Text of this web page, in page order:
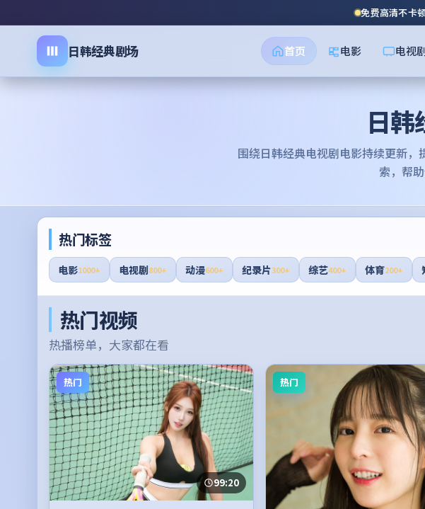
免费高清不卡
日韩经典剧场 首页 电影 电视
日
围绕日韩经典电视剧电影持续更新，
索，帮
热门标签
电影1000+ 电视剧800+ 动漫600+ 纪录片300+ 综艺400+ 体育200+
热门视频
热播榜单，大家都在看
热门
99:20
热门